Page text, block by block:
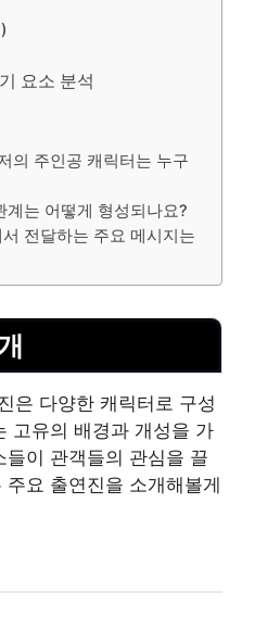
요소 분석
의 주인공 캐릭터는 누구
계는 어떻게 형성되나요?
전달하는 주요 메시지는
은 다양한 캐릭터로 구성
고유의 배경과 개성을 가
이 관객들의 관심을 끌
요 출연진을 소개해볼게